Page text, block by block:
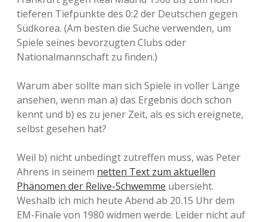
tieferen Tiefpunkte des 0:2 der Deutschen gegen
Südkorea. (Am besten die Suche verwenden, um
Spiele seines bevorzugten Clubs oder
Nationalmannschaft zu finden.)
Warum aber sollte man sich Spiele in voller Länge
ansehen, wenn man a) das Ergebnis doch schon
kennt und b) es zu jener Zeit, als es sich ereignete,
selbst gesehen hat?
Weil b) nicht unbedingt zutreffen muss, was Peter
Ahrens in seinem netten Text zum aktuellen
Phänomen der Relive-Schwemme übersieht.
Weshalb ich mich heute Abend ab 20.15 Uhr dem
EM-Finale von 1980 widmen werde. Leider nicht auf